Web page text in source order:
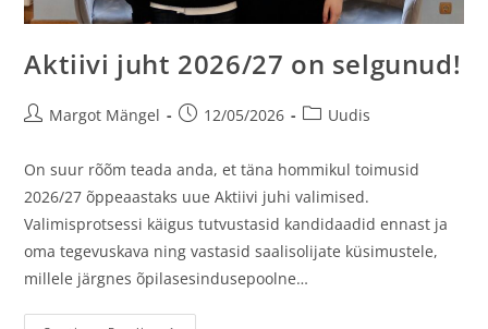
Aktiivi juht 2026/27 on selgunud!
Margot Mängel 12/05/2026 Uudis
On suur rõõm teada anda, et täna hommikul toimusid
2026/27 õppeaastaks uue Aktiivi juhi valimised.
Valimisprotsessi käigus tutvustasid kandidaadid ennast ja
oma tegevuskava ning vastasid saalisolijate küsimustele,
millele järgnes õpilasesindusepoolne…